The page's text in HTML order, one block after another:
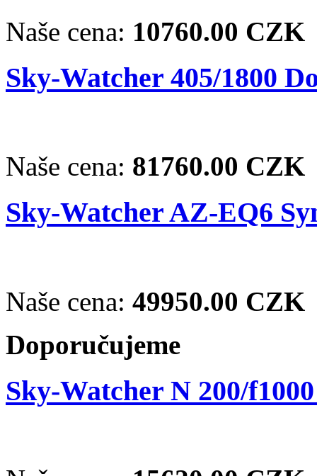
Naše cena: 10760.00 CZK
Sky-Watcher 405/1800
Naše cena: 81760.00 CZK
Sky-Watcher AZ-EQ6
Naše cena: 49950.00 CZK
Doporučujeme
Sky-Watcher N 200/